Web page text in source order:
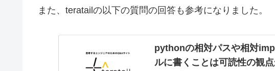
また、teratailの以下の質問の回答も参考になりました。
pythonの相対パスや相対
ルに書くことは可読性の観